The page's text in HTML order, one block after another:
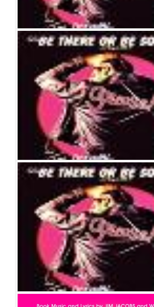
그리스
공연일시
2006-02-22 ~ 2006-03-23
공연장
충무아트홀 대극장
그리스
공연일시
2005-08-19 ~ 2006-01-01
공연장
동숭아트센터 동숭홀
박준후(박영필)윤공주조서연
최재웅송용진이혜경이엘전민준(
임미현 조정석김경화김일권조진아 양보미 김
김유진전재홍구원영 조진아박웅김영환 정현주
김봄손현정박연두김대종이선영조미혜
그리스
공연일시
2005-05-23 ~ 2005-08-07
충무아트홀